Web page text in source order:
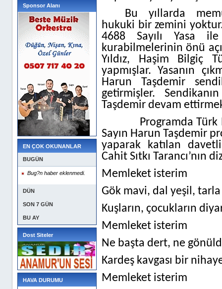
Sponsor Alanı
EN ÇOK OKUNANLAR
BUGÜN
Bug?n haber eklenmedi.
DÜN
SON 7 GÜN
BU AY
Dost Siteler
HAVA DURUMU
Bu yıllarda
hukuki bir zemini
4688 Sayılı Yasa
kurabilmelerinin önü
Yıldız, Haşim Bilgiç
yapmışlar. Yasanın
Harun Taşdemir
getirmişler.
Taşdemir devam
Programda Türk
Sayın Harun Taşdemir
yaparak katılan
Cahit Sıtkı Tarancı’nın
Memleket isterim
Gök mavi, dal yeşil, tarla
Kuşların, çocukların
Memleket isterim
Ne başta dert, ne
Kardeş kavgası bir
Memleket isterim